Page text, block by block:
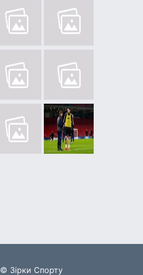
© Зірки Спорту